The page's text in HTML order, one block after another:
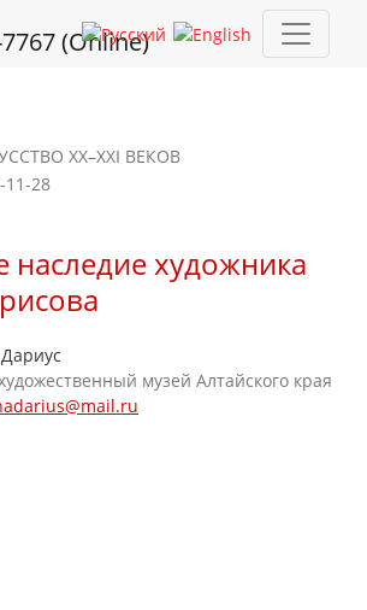
художника Алексея Борисова
XX–XXI ВЕКОВ
наследие художника
11-28
музей Алтайского края